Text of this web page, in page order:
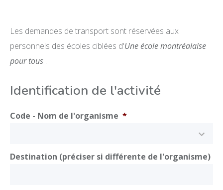
Les demandes de transport sont réservées aux
personnels des écoles ciblées d'Une école montréalaise
pour tous .
Identification de l'activité
Code - Nom de l'organisme *
Destination (préciser si différente de l'organisme)